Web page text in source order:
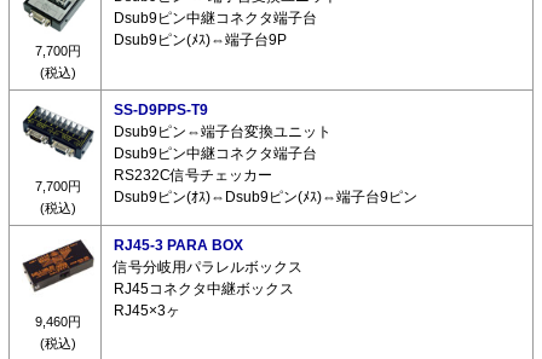
7,700円
(税込)
Dsub9ピン中継コネクタ端子台
Dsub9ピン(ﾒｽ)⇔端子台9P
7,700円
(税込)
SS-D9PPS-T9
Dsub9ピン⇔端子台変換ユニット
Dsub9ピン中継コネクタ端子台
RS232C信号チェッカー
Dsub9ピン(ｵｽ)⇔Dsub9ピン(ﾒｽ)⇔端子台9ピン
9,460円
(税込)
RJ45-3 PARA BOX
信号分岐用パラレルボックス
RJ45コネクタ中継ボックス
RJ45×3ヶ